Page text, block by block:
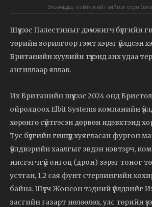
Энэхүү мэдээ, нийтлэлийг хиймэл оюун
Шүүхээс Палестиныг дэмжигч бүлгийн
төрийн зорилгоор гэмт хэрэг үйлдсэн
Британийн хуулийн түүхэнд анх удаа
ангиллаар яллав.
Их Британийн шүүхээс 2024 онд
ойролцоох Elbit Systems компанийн
хөрөнгө сүйтгэсэн дөрвөн идэвхтэнд
Тус бүлгийн гишүүд хуягласан фургон
үйлдвэрийн хаалгыг эвдэн нэвтэрч,
нисгэгчгүй онгоц (дрон) зэрэг тоног
устган, 1.2 сая фунт стерлингийн
байна. Шүүгч Жонсон тэдний үйлдлийг
засгийн газарт нөлөөлөх, улс төрийн